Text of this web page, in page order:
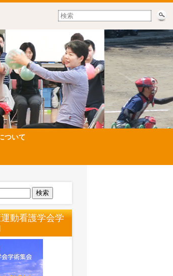
ついて
検索
動看護学会学